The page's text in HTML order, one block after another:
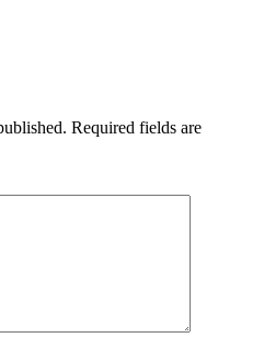
Required fields are